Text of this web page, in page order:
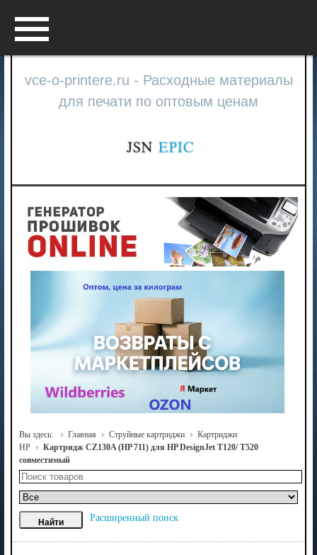
vce-o-printere.ru - Расходные материалы
для печати по оптовым ценам
Вы здесь: Главная Струйные картриджи
Картриджи
HP
Картридж CZ130A (HP 711) для HP DesignJet T120/ T520
совместимый
Расширенный поиск